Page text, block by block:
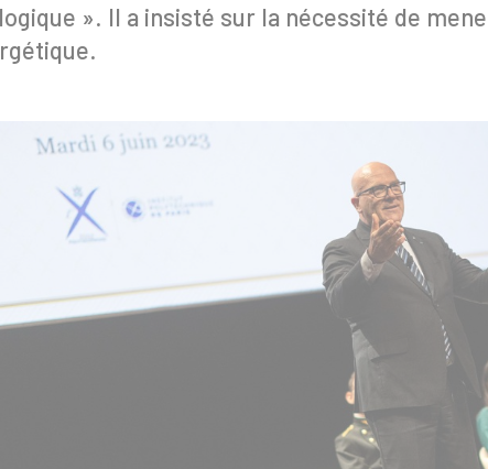
». Il a insisté sur la nécessité de